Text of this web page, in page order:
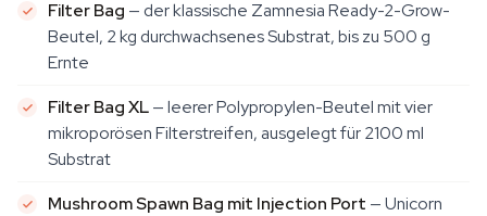
Filter Bag — der klassische Zamnesia Ready-2-Grow-
Beutel, 2 kg durchwachsenes Substrat, bis zu 500 g
Ernte
Filter Bag XL— leerer Polypropylen-Beutel mit vier
mikroporösen Filterstreifen, ausgelegt für 2100 ml
Substrat
Mushroom Spawn Bag mit Injection Port — Unicorn